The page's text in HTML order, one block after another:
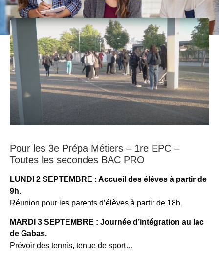
Pour les 3e Prépa Métiers – 1re EPC –
Toutes les secondes BAC PRO
LUNDI 2 SEPTEMBRE : Accueil des élèves à partir de
9h.
Réunion pour les parents d’élèves à partir de 18h.
MARDI 3 SEPTEMBRE : Journée d’intégration au lac
de Gabas.
Prévoir des tennis, tenue de sport…